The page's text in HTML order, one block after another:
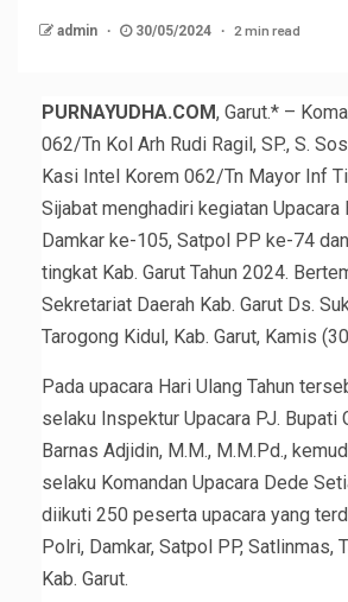
admin 30/05/2024 2 min read
PURNAYUDHA.COM, Garut.* –
062/Tn Kol Arh Rudi Ragil, SP., S.
Kasi Intel Korem 062/Tn Mayor Inf
Sijabat menghadiri kegiatan Upacara
Damkar ke-105, Satpol PP ke-74
tingkat Kab. Garut Tahun 2024.
Sekretariat Daerah Kab. Garut Ds.
Tarogong Kidul, Kab. Garut, Kamis
Pada upacara Hari Ulang Tahun
selaku Inspektur Upacara PJ. Bupati
Barnas Adjidin, M.M., M.M.Pd.,
selaku Komandan Upacara Dede
diikuti 250 peserta upacara yang
Polri, Damkar, Satpol PP, Satlinmas,
Kab. Garut.